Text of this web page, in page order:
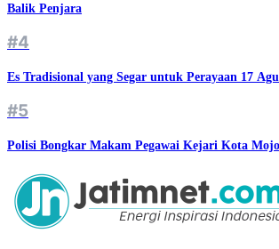
Balik Penjara
#4
Es Tradisional yang Segar untuk Perayaan 17
#5
Polisi Bongkar Makam Pegawai Kejari Kota